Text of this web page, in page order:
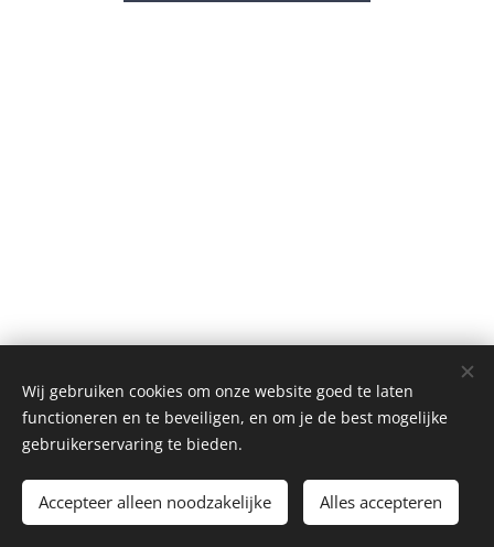
© 2023 Alle rechten voorbehouden
Cookies
Wij gebruiken cookies om onze website goed te laten
functioneren en te beveiligen, en om je de best mogelijke
gebruikerservaring te bieden.
Accepteer alleen noodzakelijke Alles accepteren